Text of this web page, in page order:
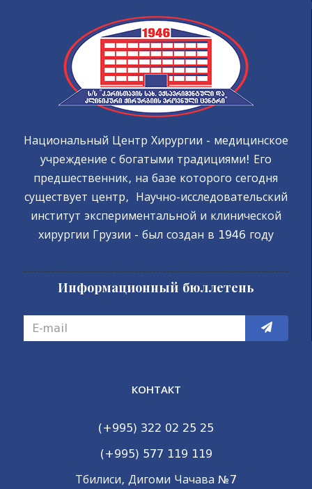
Национальный Центр Хирургии - медицинское
учреждение с богатыми традициями! Его
предшественник, на базе которого сегодня
существует центр, Научно-исследовательский
институт экспериментальной и клинической
хирургии Грузии - был создан в 1946 году
Информационный бюллетень
КОНТАКТ
(+995) 322 02 25 25
(+995) 577 119 119
Тбилиси, Дигоми Чачава №7